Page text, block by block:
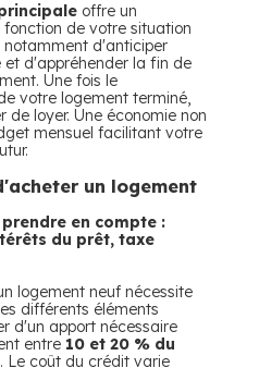
offre un
de votre situation
notamment d'anticiper
d'appréhender la fin de
Une fois le
votre logement terminé,
de loyer. Une économie non
mensuel facilitant votre
un logement
en compte :
du prêt, taxe
logement neuf nécessite
différents éléments
d'un apport nécessaire
entre 10 et 20 % du
. Le coût du crédit varie